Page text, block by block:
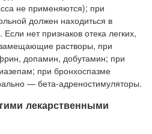
не применяются); при
должен находиться в
нет признаков отека легких,
растворы, при
допамин, добутамин; при
при бронхоспазме
— бета-адреностимуляторы.
лекарственными